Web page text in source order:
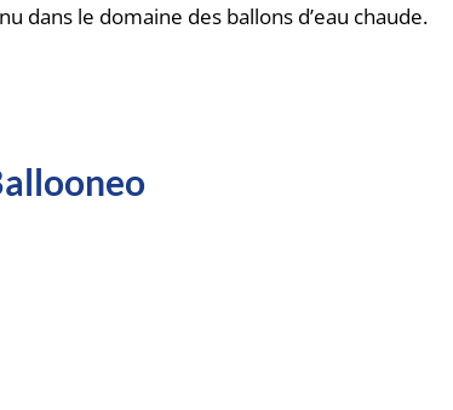
dans le domaine des ballons d’eau chaude.